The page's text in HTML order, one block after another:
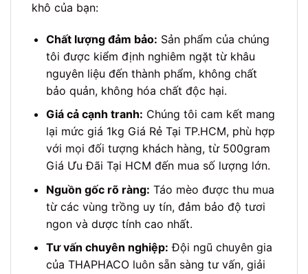
khô của bạn:
Chất lượng đảm bảo: Sản phẩm của chúng
tôi được kiểm định nghiêm ngặt từ khâu
nguyên liệu đến thành phẩm, không chất
bảo quản, không hóa chất độc hại.
Giá cả cạnh tranh: Chúng tôi cam kết mang
lại mức giá 1kg Giá Rẻ Tại TP.HCM, phù hợp
với mọi đối tượng khách hàng, từ 500gram
Giá Ưu Đãi Tại HCM đến mua số lượng lớn.
Nguồn gốc rõ ràng: Táo mèo được thu mua
từ các vùng trồng uy tín, đảm bảo độ tươi
ngon và dược tính cao nhất.
Tư vấn chuyên nghiệp: Đội ngũ chuyên gia
của THAPHACO luôn sẵn sàng tư vấn, giải